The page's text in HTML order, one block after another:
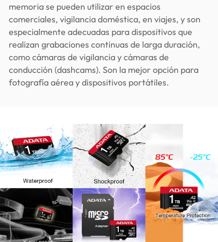
memoria se pueden utilizar en espacios
comerciales, vigilancia doméstica, en viajes, y son
especialmente adecuadas para dispositivos que
realizan grabaciones continuas de larga duración,
como cámaras de vigilancia y cámaras de
conducción (dashcams). Son la mejor opción para
fotografía aérea y dispositivos portátiles.